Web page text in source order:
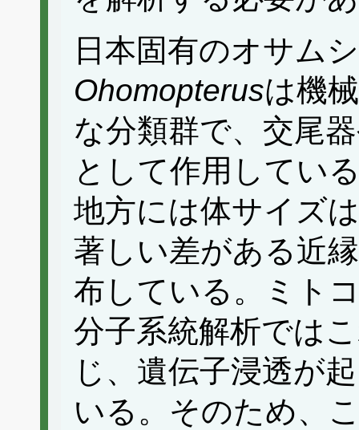
日本固有のオサム
Ohomopterusは機
な分類群で、交尾
として作用してい
地方には体サイズ
著しい差がある近
布している。ミト
分子系統解析では
じ、遺伝子浸透が
いる。そのため、